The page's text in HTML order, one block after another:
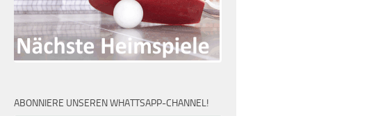
ABONNIERE UNSEREN WHATTSAPP-CHANNEL!